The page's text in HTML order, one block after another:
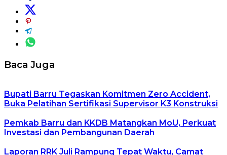
Baca Juga
Bupati Barru Tegaskan Komitmen Zero Accident,
Buka Pelatihan Sertifikasi Supervisor K3 Konstruksi
Pemkab Barru dan KKDB Matangkan MoU, Perkuat
Investasi dan Pembangunan Daerah
Laporan RRK Juli Rampung Tepat Waktu, Camat